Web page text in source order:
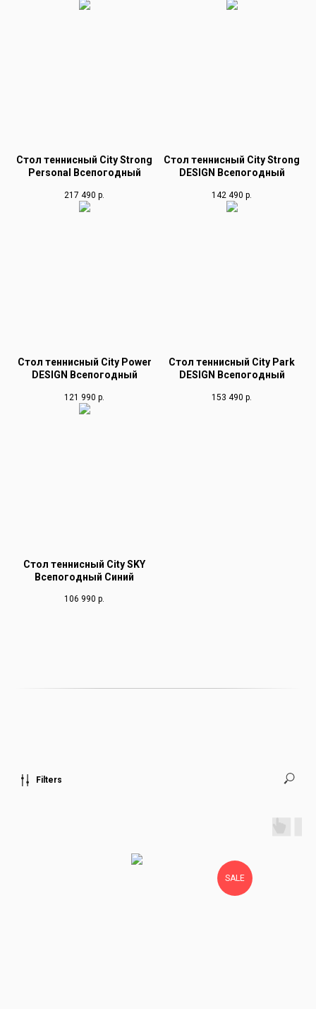
Стол теннисный City Strong
Personal Всепогодный
217 490 р.
Стол теннисный City Strong
DESIGN Всепогодный
142 490 р.
Стол теннисный City Power
DESIGN Всепогодный
121 990 р.
Стол теннисный City Park
DESIGN Всепогодный
153 490 р.
Стол теннисный City SKY
Всепогодный Синий
106 990 р.
Filters
SALE